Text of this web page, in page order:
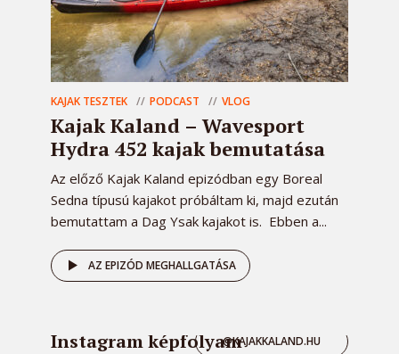
KAJAK TESZTEK PODCAST VLOG
Kajak Kaland – Wavesport
Hydra 452 kajak bemutatása
Az előző Kajak Kaland epizódban egy Boreal
Sedna típusú kajakot próbáltam ki, majd ezután
bemutattam a Dag Ysak kajakot is. Ebben a...
AZ EPIZÓD MEGHALLGATÁSA
Instagram képfolyam@KAJAKKALAND.HU